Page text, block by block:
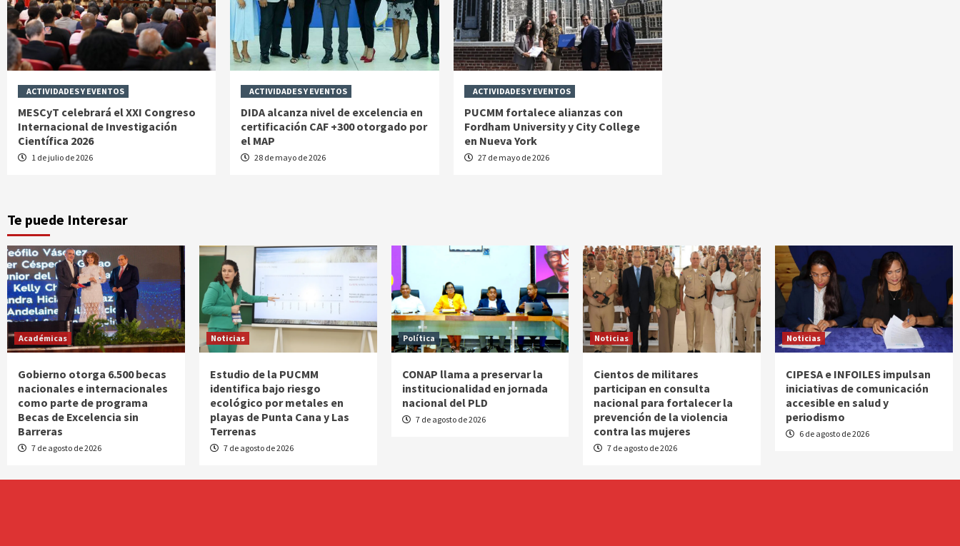
ACTIVIDADES Y EVENTOS
MESCyT celebrará el XXI Congreso
Internacional de Investigación
Científica 2026
1 de julio de 2026
ACTIVIDADES Y EVENTOS
DIDA alcanza nivel de excelencia en
certificación CAF +300 otorgado por
el MAP
28 de mayo de 2026
ACTIVIDADES Y EVENTOS
PUCMM fortalece alianzas con
Fordham University y City College
en Nueva York
27 de mayo de 2026
Te puede Interesar
Académicas
Gobierno otorga 6.500 becas
nacionales e internacionales
como parte de programa
Becas de Excelencia sin
Barreras
7 de agosto de 2026
Noticias
Estudio de la PUCMM
identifica bajo riesgo
ecológico por metales en
playas de Punta Cana y Las
Terrenas
7 de agosto de 2026
Política
CONAP llama a preservar la
institucionalidad en jornada
nacional del PLD
7 de agosto de 2026
Noticias
Cientos de militares
participan en consulta
nacional para fortalecer la
prevención de la violencia
contra las mujeres
7 de agosto de 2026
Noticias
CIPESA e INFOILES impulsan
iniciativas de comunicación
accesible en salud y
periodismo
6 de agosto de 2026